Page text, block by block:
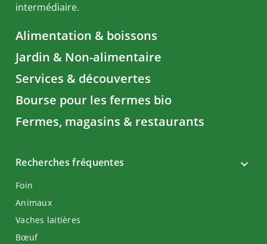
intermédiaire.
Alimentation & boissons
Jardin & Non-alimentaire
Services & découvertes
Bourse pour les fermes bio
Fermes, magasins & restaurants
Recherches fréquentes
Foin
Animaux
Vaches laitières
Bœuf